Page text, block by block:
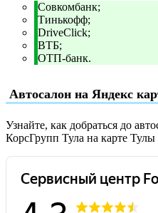
Совкомбанк;
Тинькофф;
DriveClick;
ВТБ;
ОТП-банк.
Автосалон на Яндекс
Узнайте, как добраться до
КорсГрупп Тула на карте Тулы